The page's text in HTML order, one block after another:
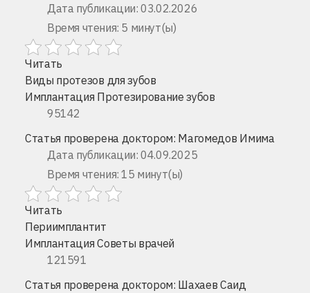
Дата публикации: 03.02.2026
Время чтения: 5 минут(ы)
Читать
Виды протезов для зубов
Имплантация Протезирование зубов
95142
Статья проверена доктором: Магомедов Имима
Дата публикации: 04.09.2025
Время чтения: 15 минут(ы)
Читать
Периимплантит
Имплантация Советы врачей
121591
Статья проверена доктором: Шахаев Саид